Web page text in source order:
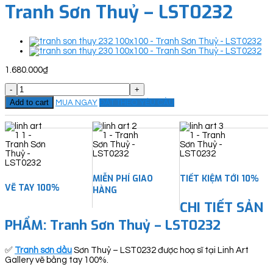
Tranh Sơn Thuỷ – LST0232
1.680.000₫
Tranh
Sơn
Thuỷ
-
LST0232
quantity
Add to cart MUA NGAY ĐẶT THEO YÊU CẦU
VẼ TAY 100%
MIỄN PHÍ GIAO
HÀNG
TIẾT KIỆM TỚI 10%
CHI TIẾT SẢN
PHẨM: Tranh Sơn Thuỷ – LST0232
✅ Tranh sơn dầu Sơn Thuỷ – LST0232 được hoạ sĩ tại Linh Art
Gallery vẽ bằng tay 100%.